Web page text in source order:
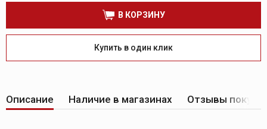
В КОРЗИНУ
Купить в один клик
Описание Наличие в магазинах Отзывы